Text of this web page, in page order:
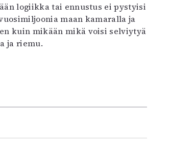
logiikka tai ennustus ei pystyisi
maan kamaralla ja
kuin mikään mikä voisi selviytyä
ja riemu.